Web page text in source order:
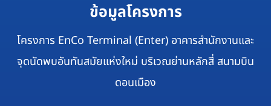
ข้อมูลโครงการ
โครงการ EnCo Terminal (Enter) อาคารสำนักงานและ
จุดนัดพบอันทันสมัยแห่งใหม่ บริเวณย่านหลักสี่ สนามบิน
ดอนเมือง